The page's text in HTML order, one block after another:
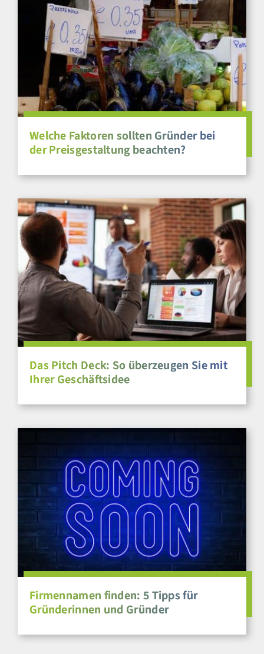
Welche Faktoren sollten Gründer bei
der Preisgestaltung beachten?
Das Pitch Deck: So überzeugen Sie mit
Ihrer Geschäftsidee
Firmennamen finden: 5 Tipps für
Gründerinnen und Gründer